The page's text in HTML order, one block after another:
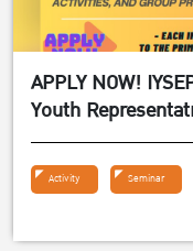
APPLY NOW!
Youth
Sufficiency
Activity Seminar